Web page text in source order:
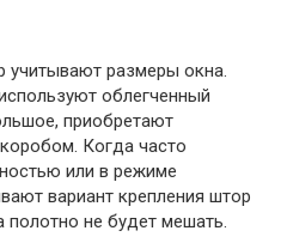
размеры окна.
облегченный
приобретают
Когда часто
или в режиме
вариант крепления штор
не будет мешать.